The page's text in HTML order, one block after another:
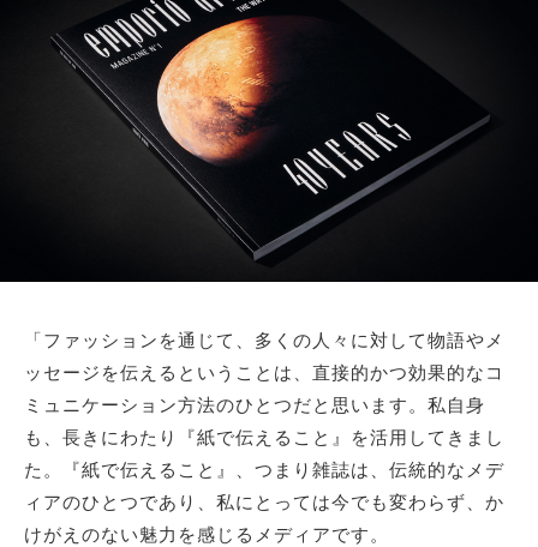
「ファッションを通じて、多くの人々に対して物語やメ
ッセージを伝えるということは、直接的かつ効果的なコ
ミュニケーション方法のひとつだと思います。私自身
も、長きにわたり『紙で伝えること』を活用してきまし
た。『紙で伝えること』、つまり雑誌は、伝統的なメデ
ィアのひとつであり、私にとっては今でも変わらず、か
けがえのない魅力を感じるメディアです。